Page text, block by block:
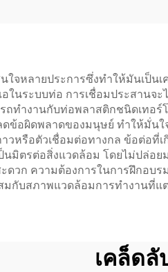
ใจหลายประการซึ่งทำให้มันเป็
ในระบบท่อ การเชื่อมประสาน
ทำงานกับท่อพลาสติกชนิดเทอ
ข้อผิดพลาดของมนุษย์ ทำให้มั่
วหรือตัวเชื่อมต่อทางกล ข้อต่อ
นมิตรต่อสิ่งแวดล้อม โดยไม่ปล่
วก ความต้องการในการฝึกอบ
มกับสภาพแวดล้อมการทำงานที่
เคล็ดลั